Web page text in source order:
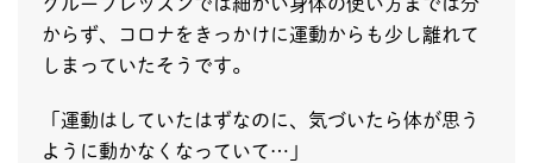
グループレッスンでは細かい身体の使い方までは分
からず、コロナをきっかけに運動からも少し離れて
しまっていたそうです。
「運動はしていたはずなのに、気づいたら体が思う
ように動かなくなっていて…」